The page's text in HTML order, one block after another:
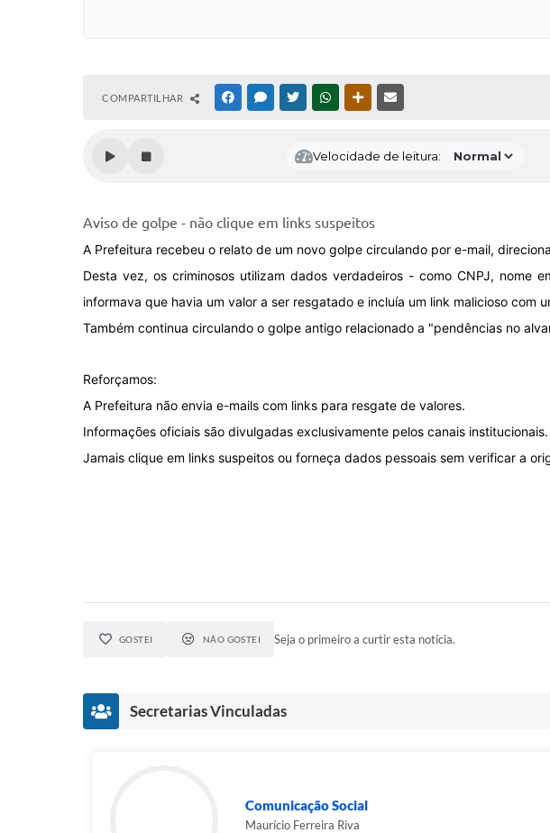
COMPARTILHAR FACEBOOKMESSENGER
TWITTERWHATSAPPOUTRAS MÍDIAS
Velocidade de leitura:
Aviso de golpe - não clique em links suspeitos
A Prefeitura recebeu o relato de um novo golpe circulando por e-mail,
Desta vez, os criminosos utilizam dados verdadeiros - como CNPJ, nome
informava que havia um valor a ser resgatado e incluía um link malicioso com
Também continua circulando o golpe antigo relacionado a "pendências no
Reforçamos:
A Prefeitura não envia e-mails com links para resgate de valores.
Informações oficiais são divulgadas exclusivamente pelos canais institucionais.
Jamais clique em links suspeitos ou forneça dados pessoais sem verificar a
GOSTEI NÃO GOSTEI Seja o primeiro a curtir esta notícia.
Secretarias Vinculadas
Comunicação Social
Maurício Ferreira Riva